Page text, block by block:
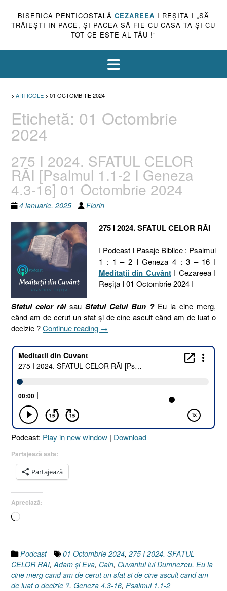
BISERICA PENTICOSTALĂ CEZAREEA I REŞIŢA I „SĂ
TRĂIEŞTI ÎN PACE, ŞI PACEA SĂ FIE CU CASA TA ŞI CU
TOT CE ESTE AL TĂU !”
> ARTICOLE > 01 OCTOMBRIE 2024
Etichetă: 01 Octombrie
2024
275 I 2024. SFATUL CELOR
RĂI [Psalmul 1.1-2 I Geneza
4.3-16] 01 Octombrie 2024
4 ianuarie, 2025 Florin
275 I 2024. SFATUL CELOR RĂI
I Podcast I Pasaje Biblice : Psalmul
1 : 1 – 2 I Geneza 4 : 3 – 16 I
Meditaţii din CuvântI Cezareea I
Reşiţa I 01 Octombrie 2024 I
Sfatul celor răisau Sfatul Celui Bun ?Eu la cine merg,
când am de cerut un sfat și de cine ascult când am de luat o
decizie ?Continue reading „275
2024.
SFATUL
CELOR
I
Geneza
→
Podcast: Play in new window | Download
Partajează asta:
Partajează
Apreciază:
Încarc...
Podcast 01 Octombrie 2024, 275 I 2024. SFATUL
CELOR RAI, Adam şi Eva, Cain, Cuvantul lui Dumnezeu, Eu la
cine merg cand am de cerut un sfat si de cine ascult cand am
de luat o decizie ?, Geneza 4.3-16, Psalmul 1.1-2